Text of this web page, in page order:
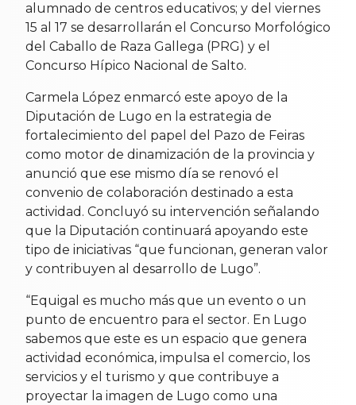
alumnado de centros educativos; y del viernes
15 al 17 se desarrollarán el Concurso Morfológico
del Caballo de Raza Gallega (PRG) y el
Concurso Hípico Nacional de Salto.
Carmela López enmarcó este apoyo de la
Diputación de Lugo en la estrategia de
fortalecimiento del papel del Pazo de Feiras
como motor de dinamización de la provincia y
anunció que ese mismo día se renovó el
convenio de colaboración destinado a esta
actividad. Concluyó su intervención señalando
que la Diputación continuará apoyando este
tipo de iniciativas “que funcionan, generan valor
y contribuyen al desarrollo de Lugo”.
“Equigal es mucho más que un evento o un
punto de encuentro para el sector. En Lugo
sabemos que este es un espacio que genera
actividad económica, impulsa el comercio, los
servicios y el turismo y que contribuye a
proyectar la imagen de Lugo como una